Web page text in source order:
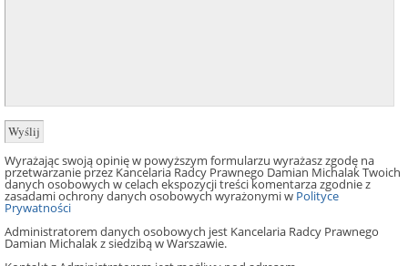
Wyrażając swoją opinię w powyższym formularzu wyrażasz zgodę na
przetwarzanie przez Kancelaria Radcy Prawnego Damian Michalak Twoich
danych osobowych w celach ekspozycji treści komentarza zgodnie z
zasadami ochrony danych osobowych wyrażonymi w Polityce
Prywatności
Administratorem danych osobowych jest Kancelaria Radcy Prawnego
Damian Michalak z siedzibą w Warszawie.